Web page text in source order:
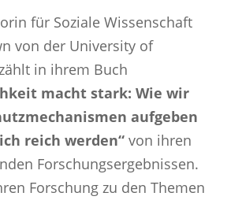
für Soziale Wissenschaft
von der University of
in ihrem Buch
macht stark: Wie wir
aufgeben
reich werden“von ihren
Forschungsergebnissen.
Forschung zu den Themen